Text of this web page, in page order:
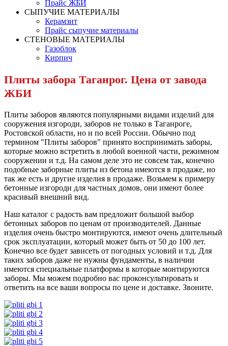
Прайс ЖБИ
СЫПУЧИЕ МАТЕРИАЛЫ
Керамзит
Прайс сыпучие материалы
СТЕНОВЫЕ МАТЕРИАЛЫ
Газоблок
Кирпич
Плиты забора Таганрог. Цена от завода
ЖБИ
Плиты заборов являются популярными видами изделий для
сооружения изгороди, заборов не только в Таганроге,
Ростовской области, но и по всей России. Обычно под
термином "Плиты заборов" принято воспринимать заборы,
которые можно встретить в любой военной части, режимном
сооружении и т.д. На самом деле это не совсем так, конечно
подобные заборные плиты из бетона имеются в продаже, но
так же есть и другие изделия в продаже. Возьмем к примеру
бетонные изгороди для частных домов, они имеют более
красивый внешний вид.
Наш каталог с радость вам предложит большой выбор
бетонных заборов по ценам от производителей. Данные
изделия очень быстро монтируются, имеют очень длительный
срок эксплуатации, который может быть от 50 до 100 лет.
Конечно все будет зависеть от погодных условий и т.д. Для
таких заборов даже не нужны фундаменты, в наличии
имеются специальные платформы в которые монтируются
заборы. Мы можем подробно вас проконсультировать и
ответить на все ваши вопросы по цене и доставке. Звоните.